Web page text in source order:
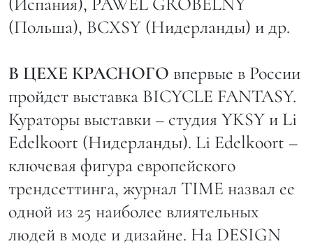
(Польша), BCXSY (Нидерланды) и др.
В ЦЕХЕ КРАСНОГО впервые в России
пройдет выставка BICYCLE FANTASY.
Кураторы выставки – студия YKSY и Li
Edelkoort (Нидерланды). Li Edelkoort –
ключевая фигура европейского
трендсеттинга, журнал TIME назвал ее
одной из 25 наиболее влиятельных
людей в моде и дизайне. На DESIGN